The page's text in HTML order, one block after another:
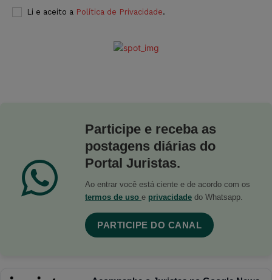
Li e aceito a Política de Privacidade.
Participe e receba as
postagens diárias do
Portal Juristas.
Ao entrar você está ciente e de acordo com os
termos de uso e privacidade do Whatsapp.
PARTICIPE DO CANAL